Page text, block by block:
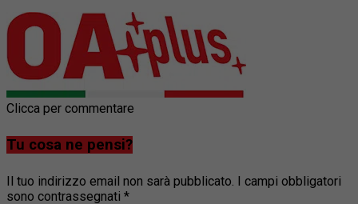
Clicca per commentare
Tu cosa ne pensi?
Il tuo indirizzo email non sarà pubblicato. I campi obbligatori
sono contrassegnati *